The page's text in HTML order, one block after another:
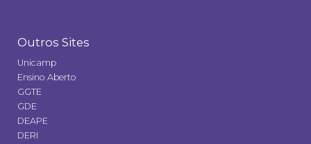
Outros Sites
Unicamp
Ensino Aberto
GGTE
GDE
DEAPE
DERI